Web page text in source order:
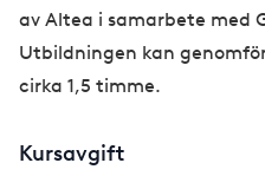
av Altea i samarbete med
Utbildningen kan
cirka 1,5 timme.
Kursavgift